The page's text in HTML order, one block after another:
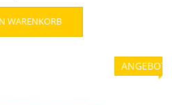
WARENKORB
ANGEBOT!